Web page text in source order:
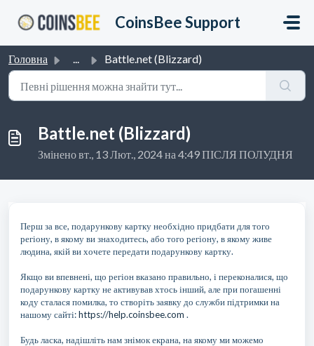
CoinsBee Support
Головна ... Battle.net (Blizzard)
Battle.net (Blizzard)
Змінено вт., 13 Лют., 2024 на 4:49 ПІСЛЯ ПОЛУДНЯ
Перш за все, подарункову картку необхідно придбати для того
регіону, в якому ви знаходитесь, або того регіону, в якому живе
людина, якій ви хочете передати подарункову картку.
Якщо ви впевнені, що регіон вказано правильно, і переконалися, що
подарункову картку не активував хтось інший, але при погашенні
коду сталася помилка, то створіть заявку до служби підтримки на
нашому сайті:https://help.coinsbee.com .
Будь ласка, надішліть нам знімок екрана, на якому ми можемо